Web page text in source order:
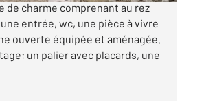
de charme comprenant au rez
entrée, wc, une pièce à vivre
ouverte équipée et aménagée.
un palier avec placards, une